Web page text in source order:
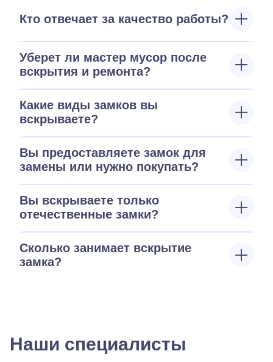
Кто отвечает за качество работы?
Уберет ли мастер мусор после
вскрытия и ремонта?
Какие виды замков вы
вскрываете?
Вы предоставляете замок для
замены или нужно покупать?
Вы вскрываете только
отечественные замки?
Сколько занимает вскрытие
замка?
Наши специалисты